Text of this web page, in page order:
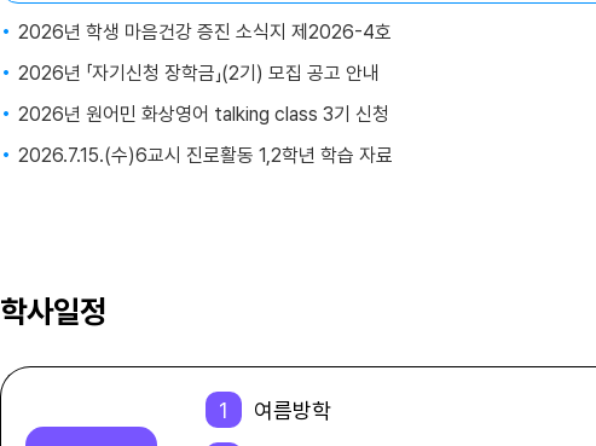
2026년 학생 마음건강 증진 소식지 제2026-4호
2026년 「자기신청 장학금」(2기) 모집 공고 안내
2026년 원어민 화상영어 talking class 3기 신청
2026.7.15.(수)6교시 진로활동 1,2학년 학습 자료
학사일정
1
여름방학